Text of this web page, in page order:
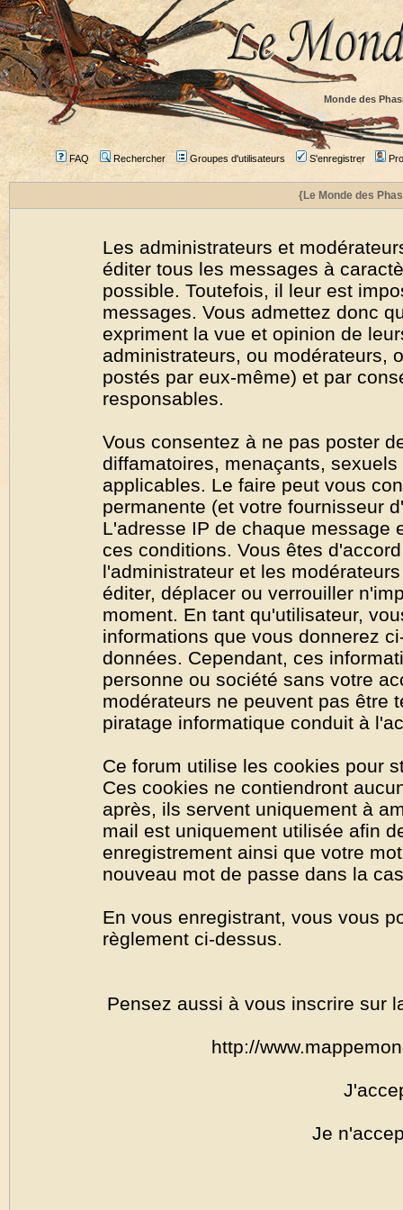
Monde des
FAQ Rechercher Groupes d'utilisateurs S'enregistrer
{Le Monde des
Les administrateurs et
éditer tous les messages à
possible. Toutefois, il leur est
messages. Vous admettez donc
expriment la vue et opinion de
administrateurs, ou modérateurs,
postés par eux-même) et par
responsables.
Vous consentez à ne pas poster
diffamatoires, menaçants,
applicables. Le faire peut vous
permanente (et votre fournisseur
L'adresse IP de chaque message
ces conditions. Vous êtes
l'administrateur et les
éditer, déplacer ou verrouiller
moment. En tant qu'utilisateur,
informations que vous donnerez
données. Cependant, ces
personne ou société sans votre
modérateurs ne peuvent pas être
piratage informatique conduit à
Ce forum utilise les cookies pour
Ces cookies ne contiendront
après, ils servent uniquement à
mail est uniquement utilisée afin
enregistrement ainsi que votre
nouveau mot de passe dans la
En vous enregistrant, vous vous
règlement ci-dessus.
Pensez aussi à vous inscrire sur
http://
Je